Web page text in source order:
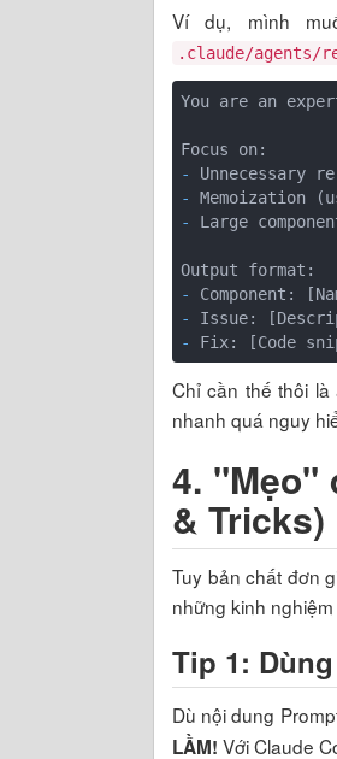
Ví dụ, mình
.claude/agents/
You are an
-
-
- Large
-
-
-
Chỉ cần thế thôi là
nhanh quá nguy
4. "Mẹo"
& Tricks)
Tuy bản chất đơn
những kinh
Tip 1:
Dù nội dung
LẦM! Với Claude